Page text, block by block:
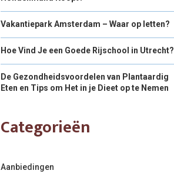
Vakantiepark Amsterdam – Waar op letten?
Hoe Vind Je een Goede Rijschool in Utrecht?
De Gezondheidsvoordelen van Plantaardig
Eten en Tips om Het in je Dieet op te Nemen
Categorieën
Aanbiedingen